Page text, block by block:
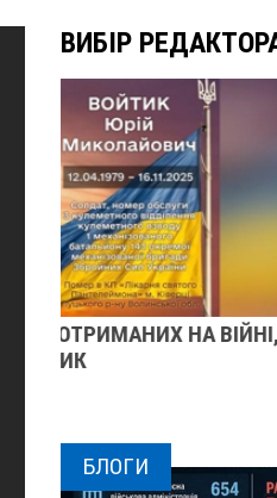
ВИБІР
У ПОЛТАВІ
ВОЛОДИМИРОМ
БЛОГИ